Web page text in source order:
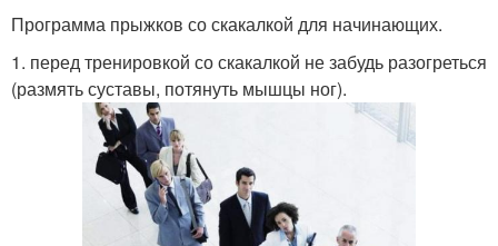
Программа прыжков со скакалкой для начинающих.
1. перед тренировкой со скакалкой не забудь разогреться
(размять суставы, потянуть мышцы ног).